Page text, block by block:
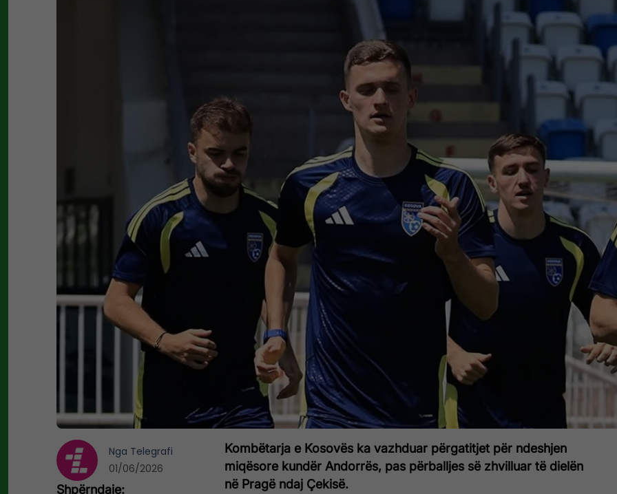
Kombëtarja e Kosovës ka vazhduar përgatitjet për ndeshjen
miqësore kundër Andorrës, pas përballjes së zhvilluar të dielën
në Pragë ndaj Çekisë.
Nga Telegrafi
01/06/2026